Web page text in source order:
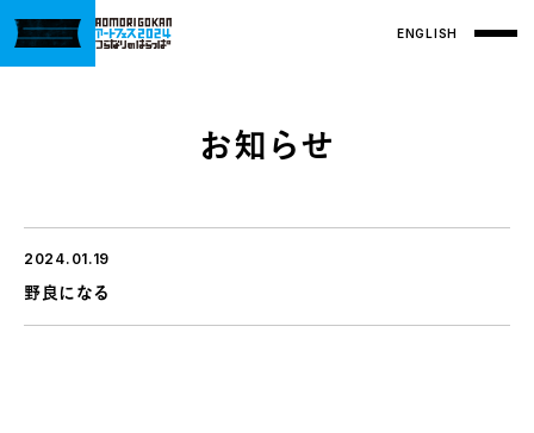
ENGLISH
お知らせ
2024.01.19
野良になる